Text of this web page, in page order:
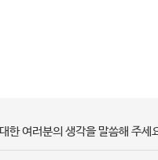
한 여러분의 생각을 말씀해 주세